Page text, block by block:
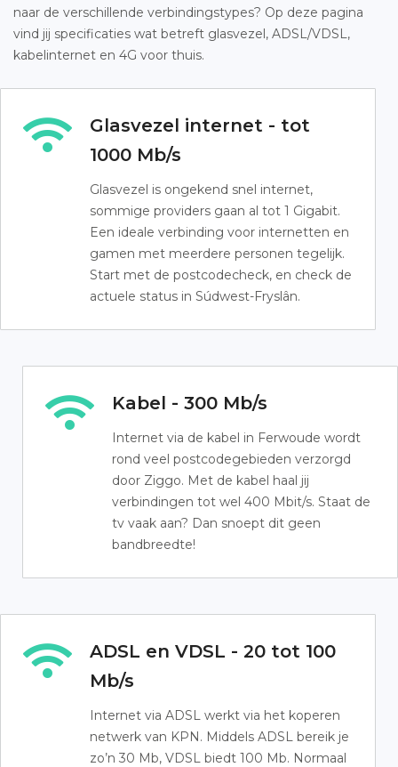
naar de verschillende verbindingstypes? Op deze pagina
vind jij specificaties wat betreft glasvezel, ADSL/VDSL,
kabelinternet en 4G voor thuis.
Glasvezel internet - tot
1000 Mb/s
Glasvezel is ongekend snel internet,
sommige providers gaan al tot 1 Gigabit.
Een ideale verbinding voor internetten en
gamen met meerdere personen tegelijk.
Start met de postcodecheck, en check de
actuele status in Súdwest-Fryslân.
Kabel - 300 Mb/s
Internet via de kabel in Ferwoude wordt
rond veel postcodegebieden verzorgd
door Ziggo. Met de kabel haal jij
verbindingen tot wel 400 Mbit/s. Staat de
tv vaak aan? Dan snoept dit geen
bandbreedte!
ADSL en VDSL - 20 tot 100
Mb/s
Internet via ADSL werkt via het koperen
netwerk van KPN. Middels ADSL bereik je
zo’n 30 Mb, VDSL biedt 100 Mb. Normaal